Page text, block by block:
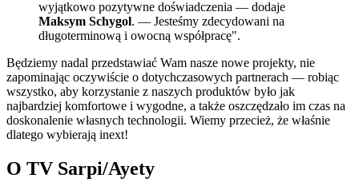
wyjątkowo pozytywne doświadczenia — dodaje
Maksym Schygol. — Jesteśmy zdecydowani na
długoterminową i owocną współpracę".
Będziemy nadal przedstawiać Wam nasze nowe projekty, nie
zapominając oczywiście o dotychczasowych partnerach — robiąc
wszystko, aby korzystanie z naszych produktów było jak
najbardziej komfortowe i wygodne, a także oszczędzało im czas na
doskonalenie własnych technologii. Wiemy przecież, że właśnie
dlatego wybierają inext!
O TV Sarpi/Ayety